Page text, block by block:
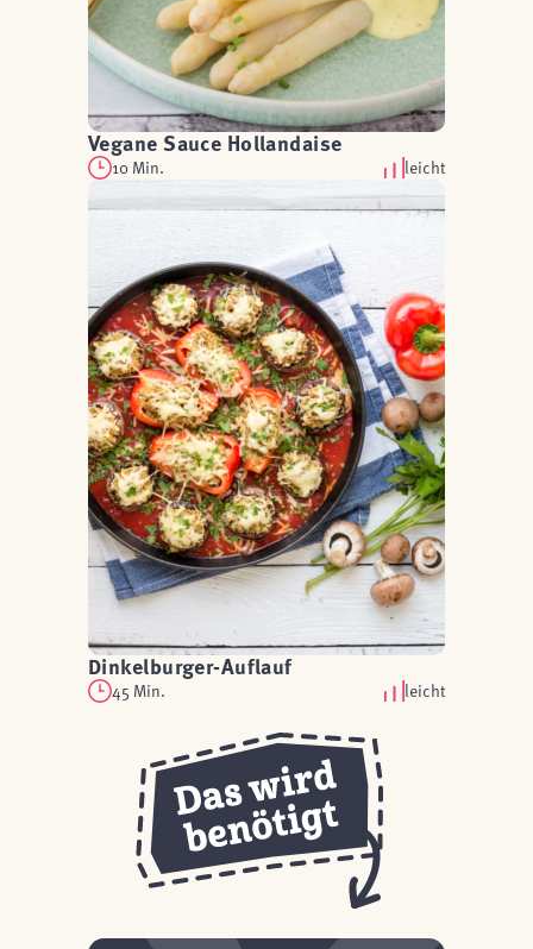
Vegane Sauce Hollandaise
10 Min. leicht
Dinkelburger-Auflauf
45 Min. leicht